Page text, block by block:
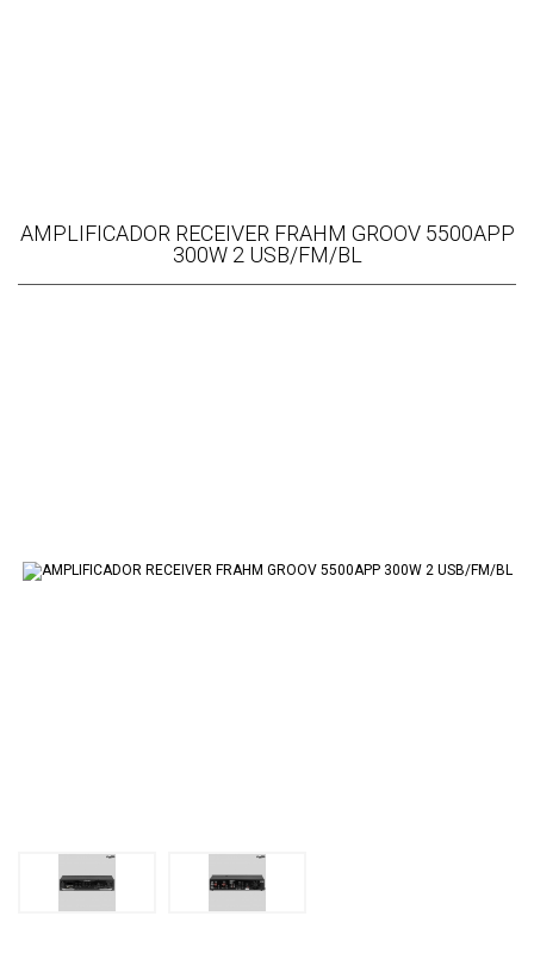
AMPLIFICADOR RECEIVER FRAHM GROOV 5500APP
300W 2 USB/FM/BL